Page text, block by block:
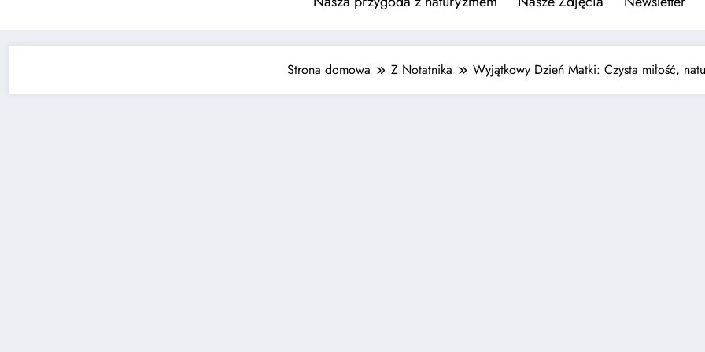
Strona domowa Z Notatnika Wyjątkowy Dzień Matki: Czysta miłość,